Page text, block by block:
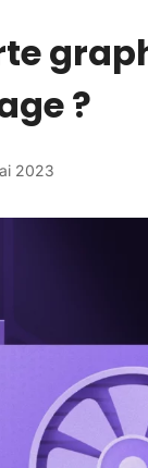
?
2023